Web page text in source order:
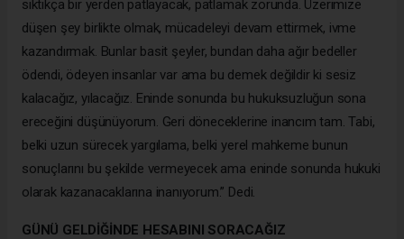
sıktıkça bir yerden patlayacak, patlamak zorunda. Üzerimize
düşen şey birlikte olmak, mücadeleyi devam ettirmek, ivme
kazandırmak. Bunlar basit şeyler, bundan daha ağır bedeller
ödendi, ödeyen insanlar var ama bu demek değildir ki sesiz
kalacağız, yılacağız. Eninde sonunda bu hukuksuzluğun sona
ereceğini düşünüyorum. Geri döneceklerine inancım tam. Tabi,
belki uzun sürecek yargılama, belki yerel mahkeme bunun
sonuçlarını bu şekilde vermeyecek ama eninde sonunda hukuki
olarak kazanacaklarına inanıyorum.” Dedi.
GÜNÜ GELDİĞİNDE HESABINI SORACAĞIZ